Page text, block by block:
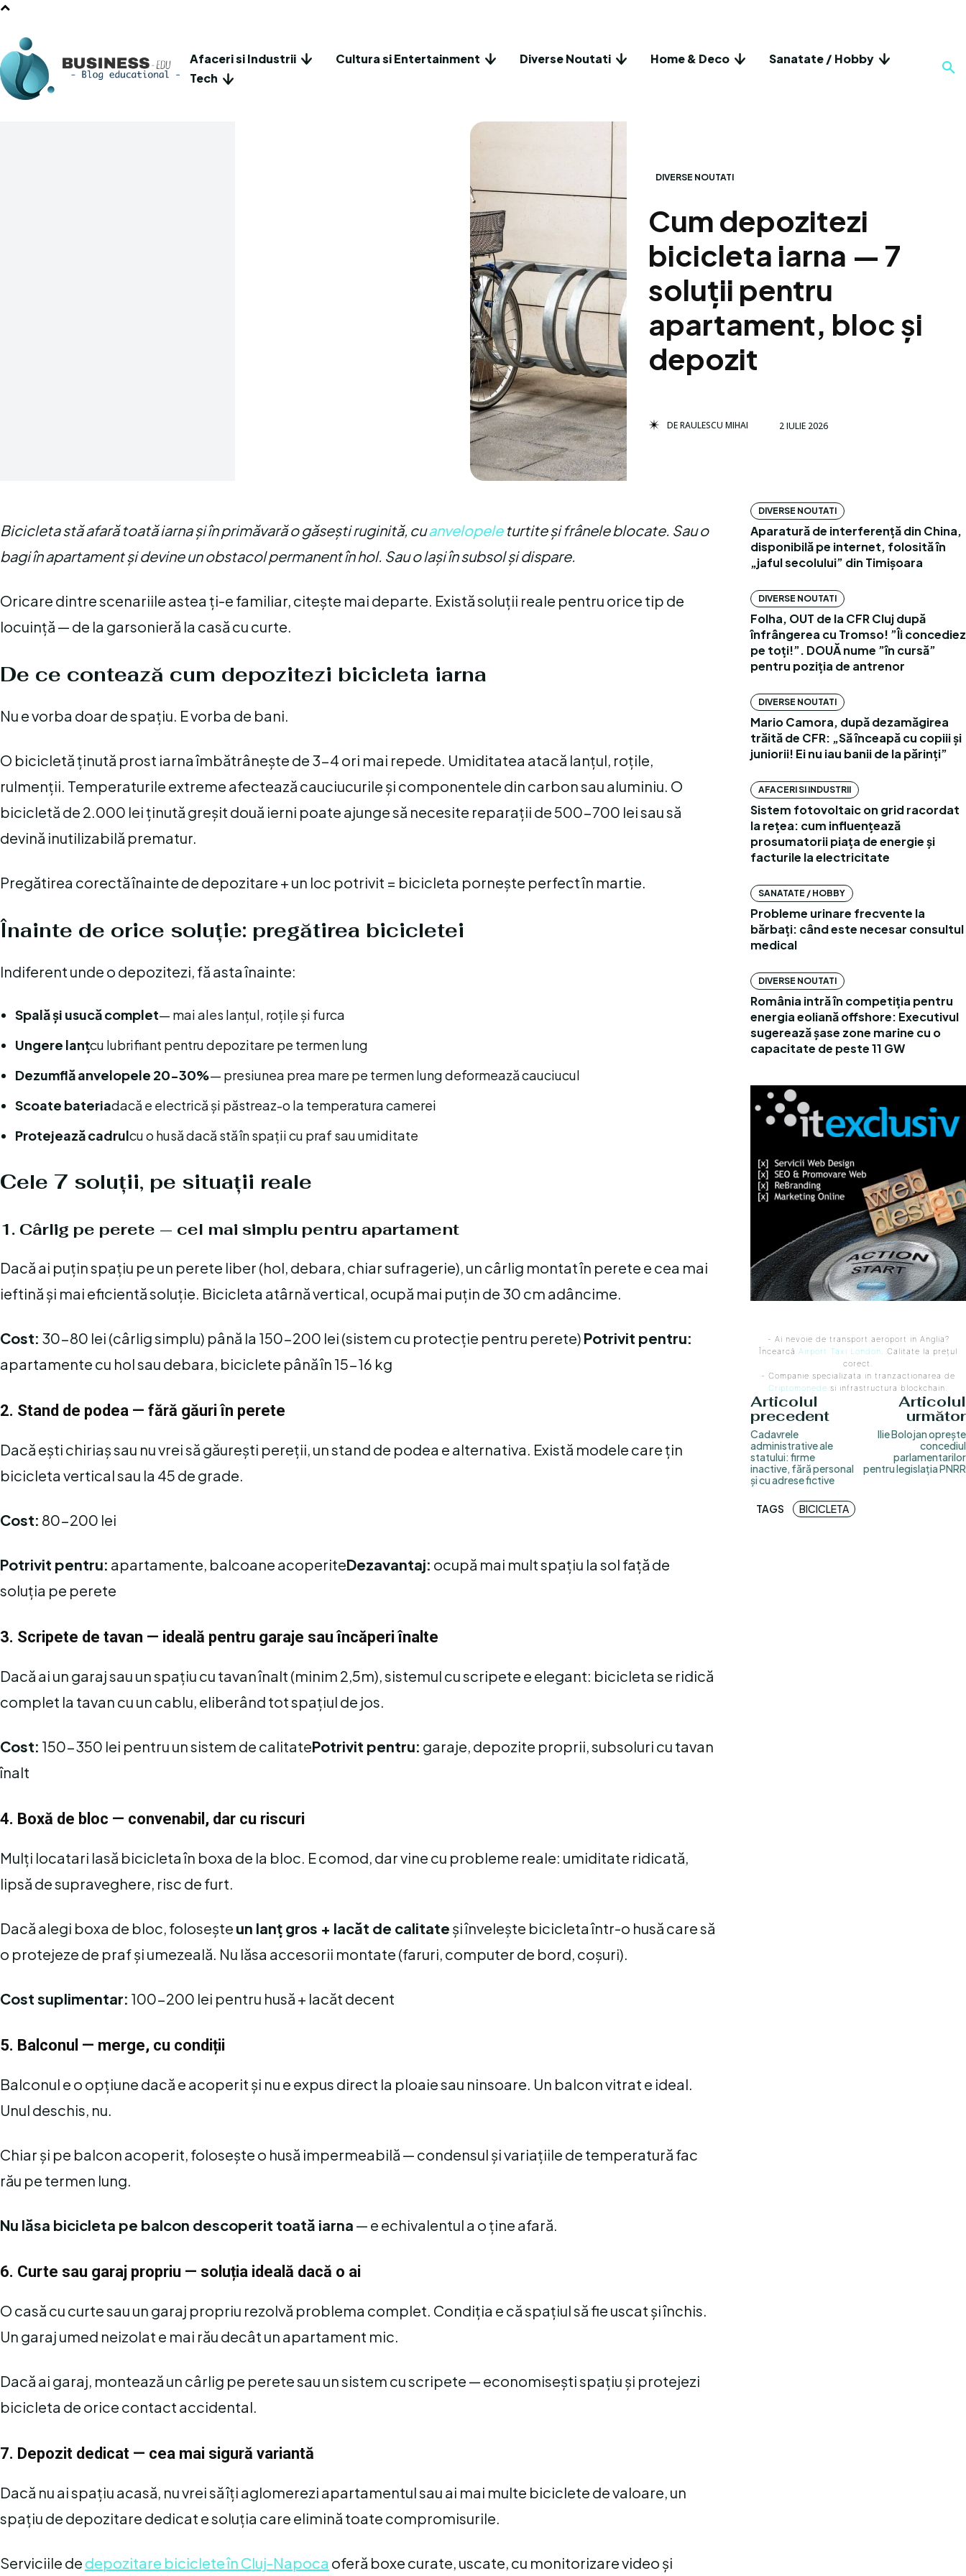
Afaceri si Industrii Cultura si Entertainment Diverse Noutati Home & Deco
Sanatate / Hobby
Tech
DIVERSE NOUTATI
Cum depozitezi
bicicleta iarna — 7
soluții pentru
apartament, bloc și
depozit
DERAULESCU MIHAI 2 IULIE 2026
Bicicleta stă afară toată iarna și în primăvară o găsești ruginită, cuanvelopeleturtite și frânele blocate. Sau o
bagi în apartament și devine un obstacol permanent în hol. Sau o lași în subsol și dispare.
Oricare dintre scenariile astea ți-e familiar, citește mai departe. Există soluții reale pentru orice tip de
locuință — de la garsonieră la casă cu curte.
De ce contează cum depozitezi bicicleta iarna
Nu e vorba doar de spațiu. E vorba de bani.
O bicicletă ținută prost iarna îmbătrânește de 3-4 ori mai repede. Umiditatea atacă lanțul, roțile,
rulmenții. Temperaturile extreme afectează cauciucurile și componentele din carbon sau aluminiu. O
bicicletă de 2.000 lei ținută greșit două ierni poate ajunge să necesite reparații de 500-700 lei sau să
devină inutilizabilă prematur.
Pregătirea corectă înainte de depozitare + un loc potrivit = bicicleta pornește perfect în martie.
Înainte de orice soluție: pregătirea bicicletei
Indiferent unde o depozitezi, fă asta înainte:
Spală și usucă complet— mai ales lanțul, roțile și furca
Ungere lanțcu lubrifiant pentru depozitare pe termen lung
Dezumflă anvelopele 20-30%— presiunea prea mare pe termen lung deformează cauciucul
Scoate bateriadacă e electrică și păstreaz-o la temperatura camerei
Protejează cadrulcu o husă dacă stă în spații cu praf sau umiditate
Cele 7 soluții, pe situații reale
1. Cârlig pe perete — cel mai simplu pentru apartament
Dacă ai puțin spațiu pe un perete liber (hol, debara, chiar sufragerie), un cârlig montat în perete e cea mai
ieftină și mai eficientă soluție. Bicicleta atârnă vertical, ocupă mai puțin de 30 cm adâncime.
Cost: 30-80 lei (cârlig simplu) până la 150-200 lei (sistem cu protecție pentru perete) Potrivit pentru:
apartamente cu hol sau debara, biciclete până în 15-16 kg
2. Stand de podea — fără găuri în perete
Dacă ești chiriaș sau nu vrei să găurești pereții, un stand de podea e alternativa. Există modele care țin
bicicleta vertical sau la 45 de grade.
Cost: 80-200 lei
Potrivit pentru: apartamente, balcoane acoperiteDezavantaj: ocupă mai mult spațiu la sol față de
soluția pe perete
3. Scripete de tavan — ideală pentru garaje sau încăperi înalte
Dacă ai un garaj sau un spațiu cu tavan înalt (minim 2,5m), sistemul cu scripete e elegant: bicicleta se ridică
complet la tavan cu un cablu, eliberând tot spațiul de jos.
Cost: 150-350 lei pentru un sistem de calitatePotrivit pentru: garaje, depozite proprii, subsoluri cu tavan
înalt
4. Boxă de bloc — convenabil, dar cu riscuri
Mulți locatari lasă bicicleta în boxa de la bloc. E comod, dar vine cu probleme reale: umiditate ridicată,
lipsă de supraveghere, risc de furt.
Dacă alegi boxa de bloc, folosește un lanț gros + lacăt de calitate și învelește bicicleta într-o husă care să
o protejeze de praf și umezeală. Nu lăsa accesorii montate (faruri, computer de bord, coșuri).
Cost suplimentar: 100-200 lei pentru husă + lacăt decent
5. Balconul — merge, cu condiții
Balconul e o opțiune dacă e acoperit și nu e expus direct la ploaie sau ninsoare. Un balcon vitrat e ideal.
Unul deschis, nu.
Chiar și pe balcon acoperit, folosește o husă impermeabilă — condensul și variațiile de temperatură fac
rău pe termen lung.
Nu lăsa bicicleta pe balcon descoperit toată iarna — e echivalentul a o ține afară.
6. Curte sau garaj propriu — soluția ideală dacă o ai
O casă cu curte sau un garaj propriu rezolvă problema complet. Condiția e că spațiul să fie uscat și închis.
Un garaj umed neizolat e mai rău decât un apartament mic.
Dacă ai garaj, montează un cârlig pe perete sau un sistem cu scripete — economisești spațiu și protejezi
bicicleta de orice contact accidental.
7. Depozit dedicat — cea mai sigură variantă
Dacă nu ai spațiu acasă, nu vrei să îți aglomerezi apartamentul sau ai mai multe biciclete de valoare, un
spațiu de depozitare dedicat e soluția care elimină toate compromisurile.
Serviciile de depozitare biciclete în Cluj-Napoca oferă boxe curate, uscate, cu monitorizare video și
DIVERSE NOUTATI
Aparatură de interferență din China,
disponibilă pe internet, folosită în
„jaful secolului” din Timișoara
DIVERSE NOUTATI
Folha, OUT de la CFR Cluj după
înfrângerea cu Tromso! ”Îi concediez
pe toți!”. DOUĂ nume ”în cursă”
pentru poziția de antrenor
DIVERSE NOUTATI
Mario Camora, după dezamăgirea
trăită de CFR: „Să înceapă cu copiii și
juniorii! Ei nu iau banii de la părinți”
AFACERI SI INDUSTRII
Sistem fotovoltaic on grid racordat
la rețea: cum influențează
prosumatorii piața de energie și
facturile la electricitate
SANATATE / HOBBY
Probleme urinare frecvente la
bărbați: când este necesar consultul
medical
DIVERSE NOUTATI
România intră în competiția pentru
energia eoliană offshore: Executivul
sugerează șase zone marine cu o
capacitate de peste 11 GW
- Ai nevoie de transport aeroport in Anglia?
Încearcă Airport Taxi London. Calitate la prețul
corect.
- Companie specializata in tranzactionarea de
Criptomonede si infrastructura blockchain.
Articolul
precedent
Cadavrele
administrative ale
statului: firme
inactive, fără personal
și cu adrese fictive
Articolul
următor
Ilie Bolojan oprește
concediul
parlamentarilor
pentru legislația PNRR
TAGS BICICLETA